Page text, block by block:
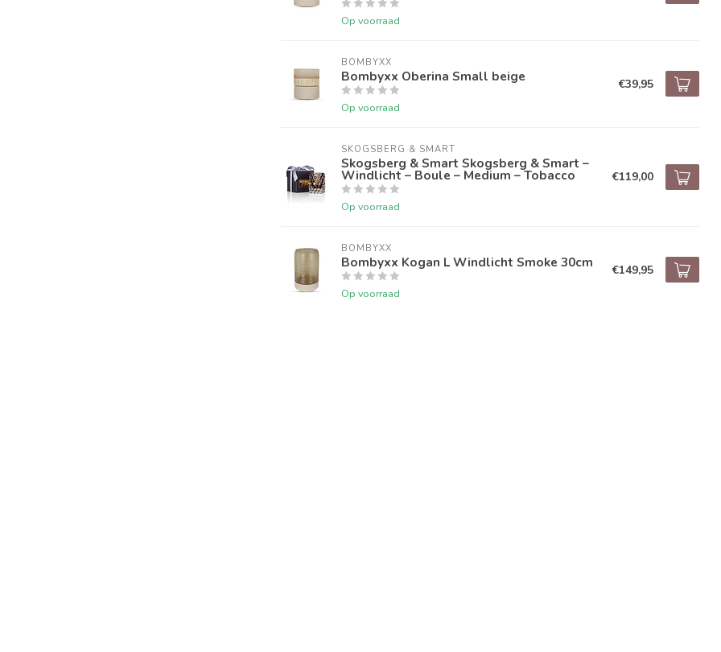
Op voorraad
BOMBYXX
Bombyxx Oberina Small beige
Op voorraad
€39,95
SKOGSBERG & SMART
Skogsberg & Smart Skogsberg & Smart –
Windlicht – Boule – Medium – Tobacco
Op voorraad
€119,00
BOMBYXX
Bombyxx Kogan L Windlicht Smoke 30cm
Op voorraad
€149,95